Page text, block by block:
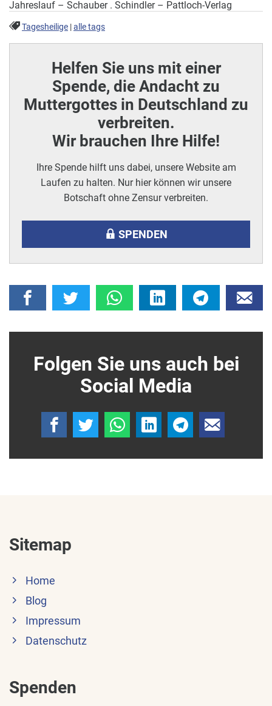
Jahreslauf – Schauber . Schindler – Pattloch-Verlag
Tagesheilige |alle tags
Helfen Sie uns mit einer
Spende, die Andacht zu
Muttergottes in Deutschland zu
verbreiten.
Wir brauchen Ihre Hilfe!
Ihre Spende hilft uns dabei, unsere Website am
Laufen zu halten. Nur hier können wir unsere
Botschaft ohne Zensur verbreiten.
SPENDEN
Folgen Sie uns auch bei
Social Media
Sitemap
Home
Blog
Impressum
Datenschutz
Spenden